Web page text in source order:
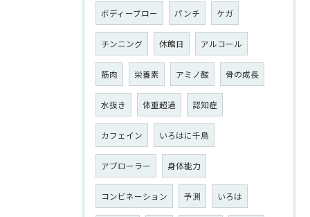
ボディーブロー パンチ ケガ
チンニング 休館日 アルコール
筋肉 栄養素 アミノ酸 骨の成長
水抜き 体重超過 認知症
カフェイン いろはに千鳥
アブローラー 身体能力
コンビネーション 予測 いろは